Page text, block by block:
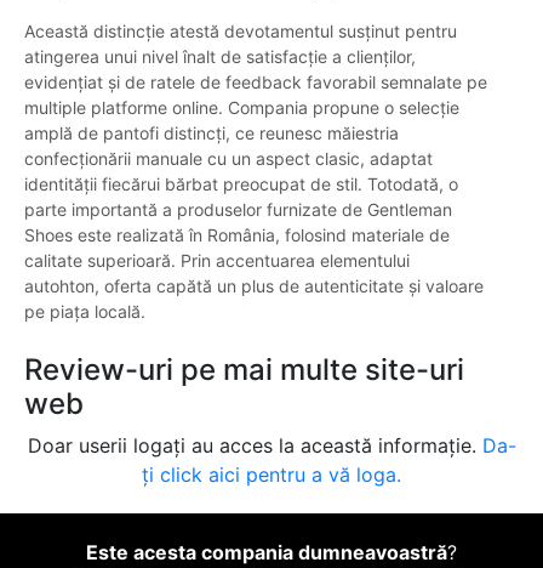
Această distincție atestă devotamentul susținut pentru
atingerea unui nivel înalt de satisfacție a clienților,
evidențiat și de ratele de feedback favorabil semnalate pe
multiple platforme online. Compania propune o selecție
amplă de pantofi distincți, ce reunesc măiestria
confecționării manuale cu un aspect clasic, adaptat
identității fiecărui bărbat preocupat de stil. Totodată, o
parte importantă a produselor furnizate de Gentleman
Shoes este realizată în România, folosind materiale de
calitate superioară. Prin accentuarea elementului
autohton, oferta capătă un plus de autenticitate și valoare
pe piața locală.
Review-uri pe mai multe site-uri
web
Doar userii logați au acces la această informație. Da-
ți click aici pentru a vă loga.
Este acesta compania dumneavoastră?